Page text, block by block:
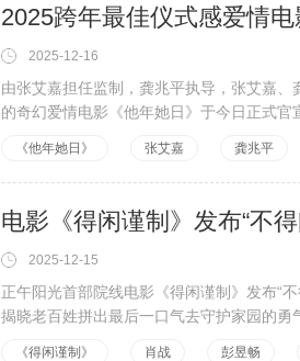
2025-12-16
由张艾嘉担任监制，龚兆平执导，张艾嘉
的奇幻爱情电影《他年她日》于今日正式
《他年她日》 张艾嘉 龚兆平
2025-12-15
正午阳光首部院线电影《得闲谨制》发布“
揭晓老百姓拼出最后一口气去守护家园的勇
《得闲谨制》 肖战 彭昱畅